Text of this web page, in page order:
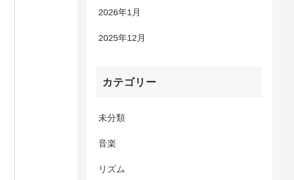
2026年1月
2025年12月
カテゴリー
未分類
音楽
リズム